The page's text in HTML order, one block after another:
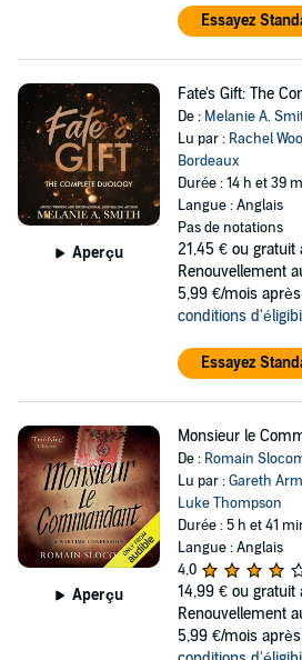
Essayez
Aperçu
Fate's Gift: The
De : Melanie A.
Lu par : Rachel
Bordeaux
Durée : 14 h et 39
Langue : Anglais
Pas de notations
21,45 € ou gratuit
Renouvellement
5,99 €/mois
conditions
Essayez
Aperçu
Monsieur le
De : Romain
Lu par :Gareth
Luke Thompson
Durée : 5 h et 41
Langue : Anglais
4,0
14,99 € ou gratuit
Renouvellement
5,99 €/mois